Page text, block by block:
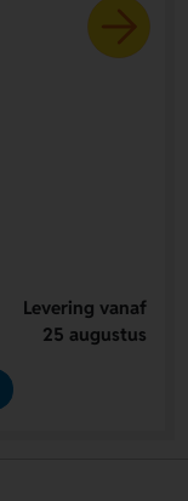
Levering vanaf
25 augustus